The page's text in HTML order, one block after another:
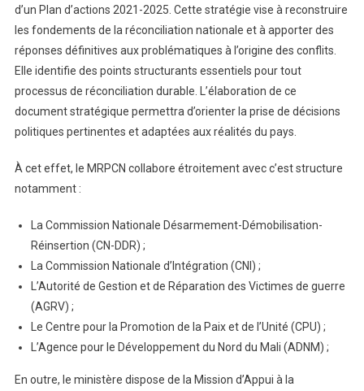
d’un Plan d’actions 2021-2025. Cette stratégie vise à reconstruire
les fondements de la réconciliation nationale et à apporter des
réponses définitives aux problématiques à l’origine des conflits.
Elle identifie des points structurants essentiels pour tout
processus de réconciliation durable. L’élaboration de ce
document stratégique permettra d’orienter la prise de décisions
politiques pertinentes et adaptées aux réalités du pays.
À cet effet, le MRPCN collabore étroitement avec c’est structure
notamment :
La Commission Nationale Désarmement-Démobilisation-
Réinsertion (CN-DDR) ;
La Commission Nationale d’Intégration (CNI) ;
L’Autorité de Gestion et de Réparation des Victimes de guerre
(AGRV) ;
Le Centre pour la Promotion de la Paix et de l’Unité (CPU) ;
L’Agence pour le Développement du Nord du Mali (ADNM) ;
En outre, le ministère dispose de la Mission d’Appui à la